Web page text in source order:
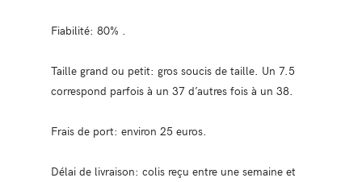
Fiabilité: 80% .
Taille grand ou petit: gros soucis de taille. Un 7.5
correspond parfois à un 37 d’autres fois à un 38.
Frais de port: environ 25 euros.
Délai de livraison: colis reçu entre une semaine et